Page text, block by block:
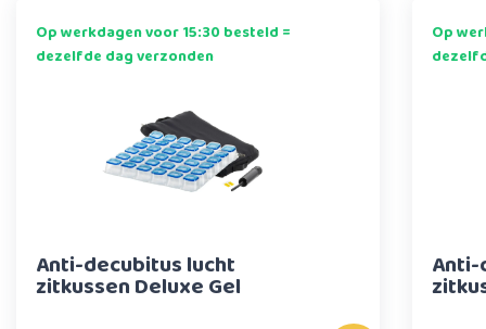
Op werkdagen voor 15:30 besteld =
dezelfde dag verzonden
Anti-decubitus lucht
zitkussen Deluxe Gel
Op